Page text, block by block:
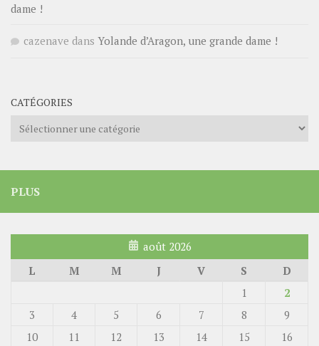
dame !
cazenave dans Yolande d’Aragon, une grande dame !
CATÉGORIES
Catégories
PLUS
août 2026
L
M M J V S
D
1
2
3
4 5 6 7 8
9
10
11 12 13 14 15
16